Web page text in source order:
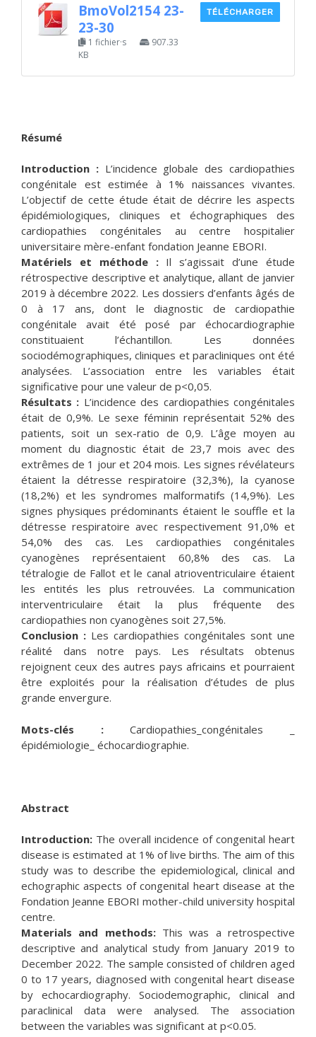
BmoVol2154 23-
23-30
1 fichier·s
907.33
KB
TÉLÉCHARGER
Résumé
Introduction :L’incidence globale des cardiopathies
congénitale est estimée à 1% naissances vivantes.
L’objectif de cette étude était de décrire les aspects
épidémiologiques, cliniques et échographiques des
cardiopathies congénitales au centre hospitalier
universitaire mère-enfant fondation Jeanne EBORI.
Matériels et méthode :Il s’agissait d’une étude
rétrospective descriptive et analytique, allant de janvier
2019 à décembre 2022. Les dossiers d’enfants âgés de
0 à 17 ans, dont le diagnostic de cardiopathie
congénitale avait été posé par échocardiographie
constituaient l’échantillon. Les données
sociodémographiques, cliniques et paracliniques ont été
analysées. L’association entre les variables était
significative pour une valeur de p<0,05.
Résultats : L’incidence des cardiopathies congénitales
était de 0,9%. Le sexe féminin représentait 52% des
patients, soit un sex-ratio de 0,9. L’âge moyen au
moment du diagnostic était de 23,7 mois avec des
extrêmes de 1 jour et 204 mois. Les signes révélateurs
étaient la détresse respiratoire (32,3%), la cyanose
(18,2%) et les syndromes malformatifs (14,9%). Les
signes physiques prédominants étaient le souffle et la
détresse respiratoire avec respectivement 91,0% et
54,0% des cas. Les cardiopathies congénitales
cyanogènes représentaient 60,8% des cas. La
tétralogie de Fallot et le canal atrioventriculaire étaient
les entités les plus retrouvées. La communication
interventriculaire était la plus fréquente des
cardiopathies non cyanogènes soit 27,5%.
Conclusion : Les cardiopathies congénitales sont une
réalité dans notre pays. Les résultats obtenus
rejoignent ceux des autres pays africains et pourraient
être exploités pour la réalisation d’études de plus
grande envergure.
Mots-clés :Cardiopathies_congénitales _
épidémiologie_ échocardiographie.
Abstract
Introduction: The overall incidence of congenital heart
disease is estimated at 1% of live births. The aim of this
study was to describe the epidemiological, clinical and
echographic aspects of congenital heart disease at the
Fondation Jeanne EBORI mother-child university hospital
centre.
Materials and methods:This was a retrospective
descriptive and analytical study from January 2019 to
December 2022. The sample consisted of children aged
0 to 17 years, diagnosed with congenital heart disease
by echocardiography. Sociodemographic, clinical and
paraclinical data were analysed. The association
between the variables was significant at p<0.05.